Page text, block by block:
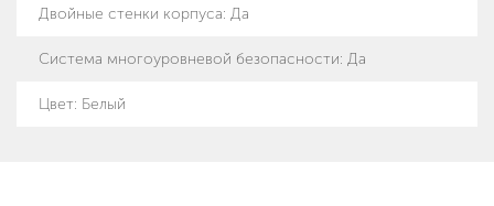
Двойные стенки корпуса: Да
Система многоуровневой безопасности: Да
Цвет: Белый